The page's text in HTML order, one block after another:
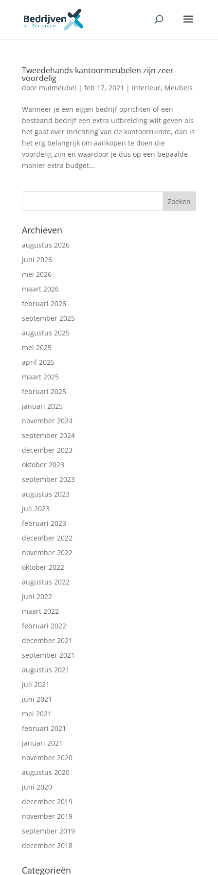
Tweedehands kantoormeubelen zijn zeer
voordelig
door mulmeubel | feb 17, 2021 | Interieur, Meubels
Wanneer je een eigen bedrijf oprichten of een
bestaand bedrijf een extra uitbreiding wilt geven als
het gaat over inrichting van de kantoorruimte, dan is
het erg belangrijk om aankopen te doen die
voordelig zijn en waardoor je dus op een bepaalde
manier extra budget...
Archieven
augustus 2026
juni 2026
mei 2026
maart 2026
februari 2026
september 2025
augustus 2025
mei 2025
april 2025
maart 2025
februari 2025
januari 2025
november 2024
september 2024
december 2023
oktober 2023
september 2023
augustus 2023
juli 2023
februari 2023
december 2022
november 2022
oktober 2022
augustus 2022
juni 2022
maart 2022
februari 2022
december 2021
september 2021
augustus 2021
juli 2021
juni 2021
mei 2021
februari 2021
januari 2021
november 2020
augustus 2020
juni 2020
december 2019
november 2019
september 2019
december 2018
Categorieën